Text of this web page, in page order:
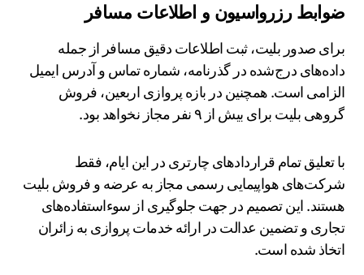
ضوابط رزرواسیون و اطلاعات مسافر
برای صدور بلیت، ثبت اطلاعات دقیق مسافر از جمله
داده‌های درج‌شده در گذرنامه، شماره تماس و آدرس ایمیل
الزامی است. همچنین در بازه پروازی اربعین، فروش
گروهی بلیت برای بیش از ۹ نفر مجاز نخواهد بود.
با تعلیق تمام قراردادهای چارتری در این ایام، فقط
شرکت‌های هواپیمایی رسمی مجاز به عرضه و فروش بلیت
هستند. این تصمیم در جهت جلوگیری از سوء‌استفاده‌های
تجاری و تضمین عدالت در ارائه خدمات پروازی به زائران
اتخاذ شده است.